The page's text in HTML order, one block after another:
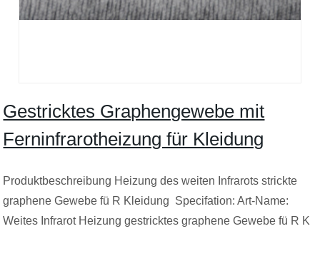
Gestricktes Graphengewebe mit
Ferninfrarotheizung für Kleidung
Produktbeschreibung Heizung des weiten Infrarots strickte
graphene Gewebe fü R Kleidung Specifation: Art-Name:
Weites Infrarot Heizung gestricktes graphene Gewebe fü R K